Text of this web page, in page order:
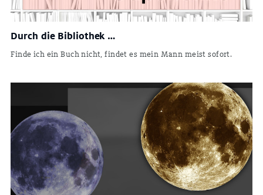
Durch die Bibliothek …
Finde ich ein Buch nicht, findet es mein Mann meist sofort.